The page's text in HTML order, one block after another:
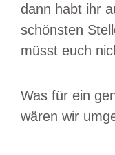
dann habt ihr
schönsten
müsst euch
Was für ein
wären wir